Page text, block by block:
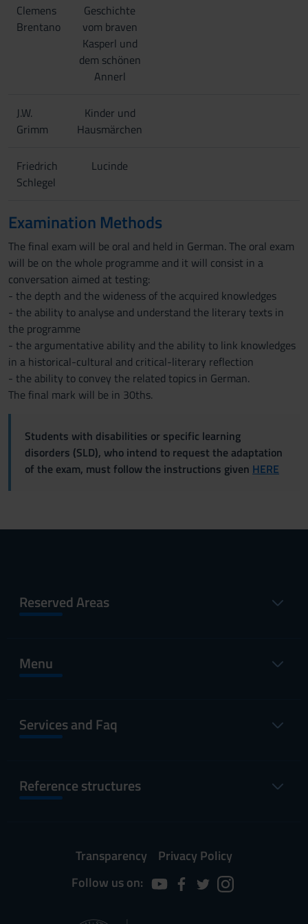
Clemens
Brentano
Geschichte
vom braven
Kasperl und
dem schönen
Annerl
J.W.
Grimm
Kinder und
Hausmärchen
Friedrich
Schlegel
Lucinde
Examination Methods
The final exam will be oral and held in German. The oral exam
will be on the whole programme and it will consist in a
conversation aimed at testing:
- the depth and the wideness of the acquired knowledges
- the ability to analyse and understand the literary texts in
the programme
- the argumentative ability and the ability to link knowledges
in a historical-cultural and critical-literary reflection
- the ability to convey the related topics in German.
The final mark will be in 30ths.
Students with disabilities or specific learning
disorders (SLD), who intend to request the adaptation
of the exam, must follow the instructions given HERE
Reserved Areas
Menu
Services and Faq
Reference structures
Transparency
Privacy Policy
Follow us on: